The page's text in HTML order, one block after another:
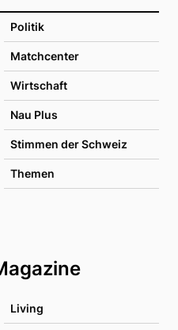
Politik
Matchcenter
Wirtschaft
Nau Plus
Stimmen der Schweiz
Themen
Living